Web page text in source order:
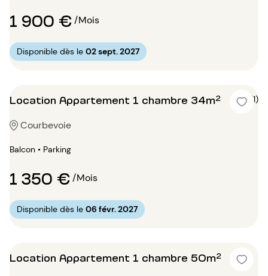
1 900 €/Mois
Disponible dès le 02 sept. 2027
Location Appartement 1 chambre 34m² 5 (1)
Courbevoie
Balcon • Parking
1 350 €/Mois
Disponible dès le 06 févr. 2027
Location Appartement 1 chambre 50m²